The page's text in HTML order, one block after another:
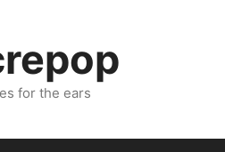
for the ears